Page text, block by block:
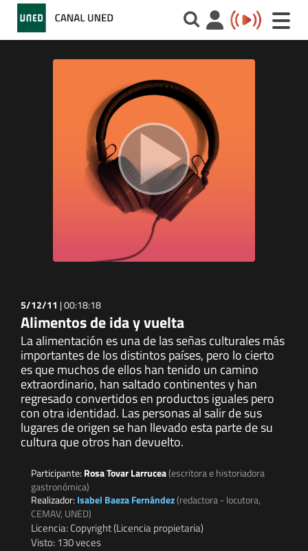
Toggle
5/12/11 |00:18:18
Alimentos de ida y vuelta
La alimentación es una de las señas culturales más
importantes de los distintos países, pero lo cierto
es que muchos de ellos han tenido un camino
extraordinario, han saltado continentes y han
regresado convertidos en productos iguales pero
con otra identidad. Las personas al salir de sus
lugares de origen se han llevado esta parte de su
cultura que otros han devuelto.
Participante: Rosa Tovar Larrucea(escritora e historiadora
gastronómica)
Realizador: Isabel Baeza Fernández(redactora - locutora,
CEMAV, UNED)
Licencia: Copyright (Licencia propietaria)
Visto: 130 veces